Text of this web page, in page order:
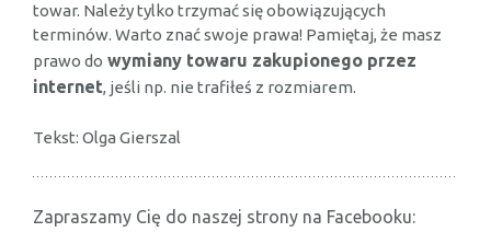
towar. Należy tylko trzymać się obowiązujących
terminów. Warto znać swoje prawa! Pamiętaj, że masz
prawo do wymiany towaru zakupionego przez
internet, jeśli np. nie trafiłeś z rozmiarem.
Tekst: Olga Gierszal
Zapraszamy Cię do naszej strony na Facebooku: